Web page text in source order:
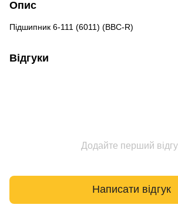
Опис
Підшипник 6-111 (6011) (BBC-R)
Відгуки
Додайте перший
Написати відгук